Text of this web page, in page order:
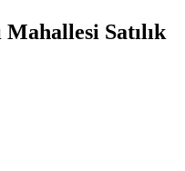
Satılık